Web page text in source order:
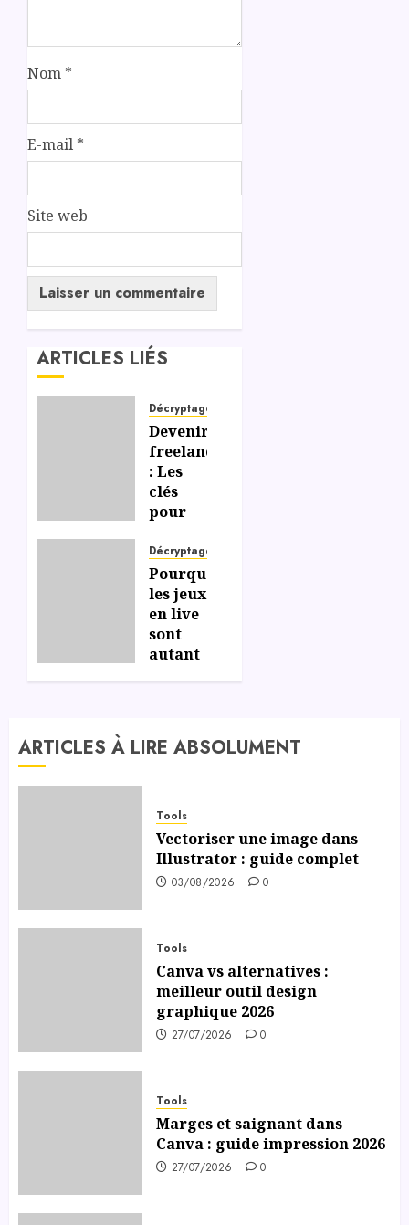
Nom *
E-mail *
Site web
ARTICLES LIÉS
Décryptage
Devenir
freelance
: Les
clés
pour
efficacement
votre
liberté
et
votre
indépendance
Décryptage
Pourquoi
les jeux
en live
sont
autant
ligne ?
0
ARTICLES À LIRE ABSOLUMENT
Tools
Vectoriser une image dans
Illustrator : guide complet
03/08/2026 0
Tools
Canva vs alternatives :
meilleur outil design
graphique 2026
27/07/2026 0
Tools
Marges et saignant dans
Canva : guide impression 2026
27/07/2026 0